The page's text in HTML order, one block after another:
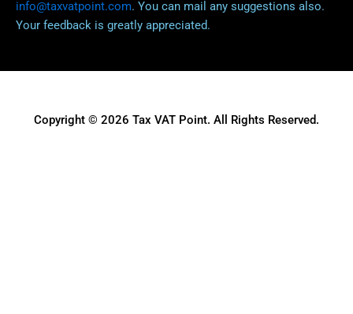
info@taxvatpoint.com. You can mail any suggestions also.
Your feedback is greatly appreciated.
Copyright © 2026 Tax VAT Point. All Rights Reserved.